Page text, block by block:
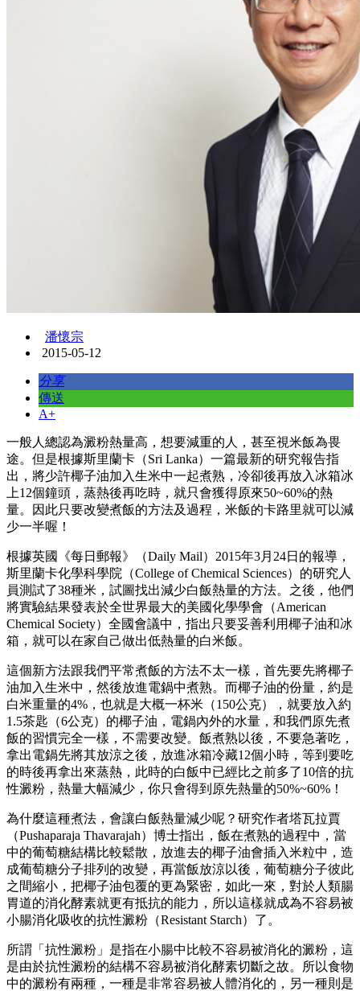
潘懷宗
2015-05-12
分享
傳送
A+
一般人總認為澱粉熱量高，想要減重的人，甚至視米飯為畏
途。但是根據斯里蘭卡（Sri Lanka）一篇最新的研究報告指
出，將少許椰子油加入生米中一起煮熟，冷卻後再放入冰箱冰
上12個鐘頭，蒸熱後再吃時，就只會獲得原來50~60%的熱
量。因此只要改變煮飯的方法及過程，米飯的卡路里就可以減
少一半喔！
根據英國《每日郵報》（Daily Mail）2015年3月24日的報導，
斯里蘭卡化學科學院（College of Chemical Sciences）的研究人
員測試了38種米，試圖找出減少白飯熱量的方法。之後，他們
將實驗結果發表於全世界最大的美國化學學會（American
Chemical Society）全國會議中，指出只要妥善利用椰子油和冰
箱，就可以在家自己做出低熱量的白米飯。
這個新方法跟我們平常煮飯的方法不太一樣，首先要先將椰子
油加入生米中，然後放進電鍋中煮熟。而椰子油的份量，約是
白米重量的4%，也就是大概一杯米（150公克），就要放入約
1.5茶匙（6公克）的椰子油，電鍋內外的水量，和我們原先煮
飯的習慣完全一樣，不需要改變。飯煮熟以後，不要急著吃，
拿出電鍋先將其放涼之後，放進冰箱冷藏12個小時，等到要吃
的時後再拿出來蒸熱，此時的白飯中已經比之前多了10倍的抗
性澱粉，熱量大幅減少，你只會得到原先熱量的50%~60%！
為什麼這種煮法，會讓白飯熱量減少呢？研究作者塔瓦拉賈
（Pushaparaja Thavarajah）博士指出，飯在煮熟的過程中，當
中的葡萄糖結構比較鬆散，放進去的椰子油會插入米粒中，造
成葡萄糖分子排列的改變，再當飯放涼以後，葡萄糖分子彼此
之間縮小，把椰子油包覆的更為緊密，如此一來，對於人類腸
胃道的消化酵素就更有抵抗的能力，所以這樣就成為不容易被
小腸消化吸收的抗性澱粉（Resistant Starch）了。
所謂「抗性澱粉」是指在小腸中比較不容易被消化的澱粉，這
是由於抗性澱粉的結構不容易被消化酵素切斷之故。所以食物
中的澱粉有兩種，一種是非常容易被人體消化的，另一種則是